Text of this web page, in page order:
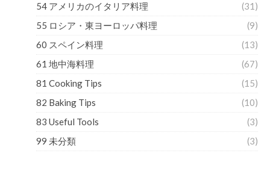
54 アメリカのイタリア料理
(31)
55 ロシア・東ヨーロッパ料理
(9)
60 スペイン料理
(13)
61 地中海料理
(67)
81 Cooking Tips
(15)
82 Baking Tips
(10)
83 Useful Tools
(3)
99 未分類
(3)